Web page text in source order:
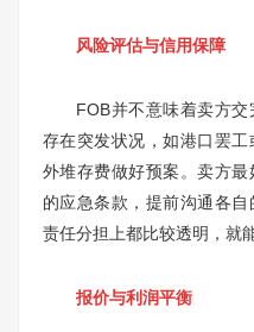
风险评估与信用保障
FOB并不意味着卖方交
存在突发状况，如港口罢
外堆存费做好预案。卖方
的应急条款，提前沟通各
责任分担上都比较透明，就
报价与利润平衡